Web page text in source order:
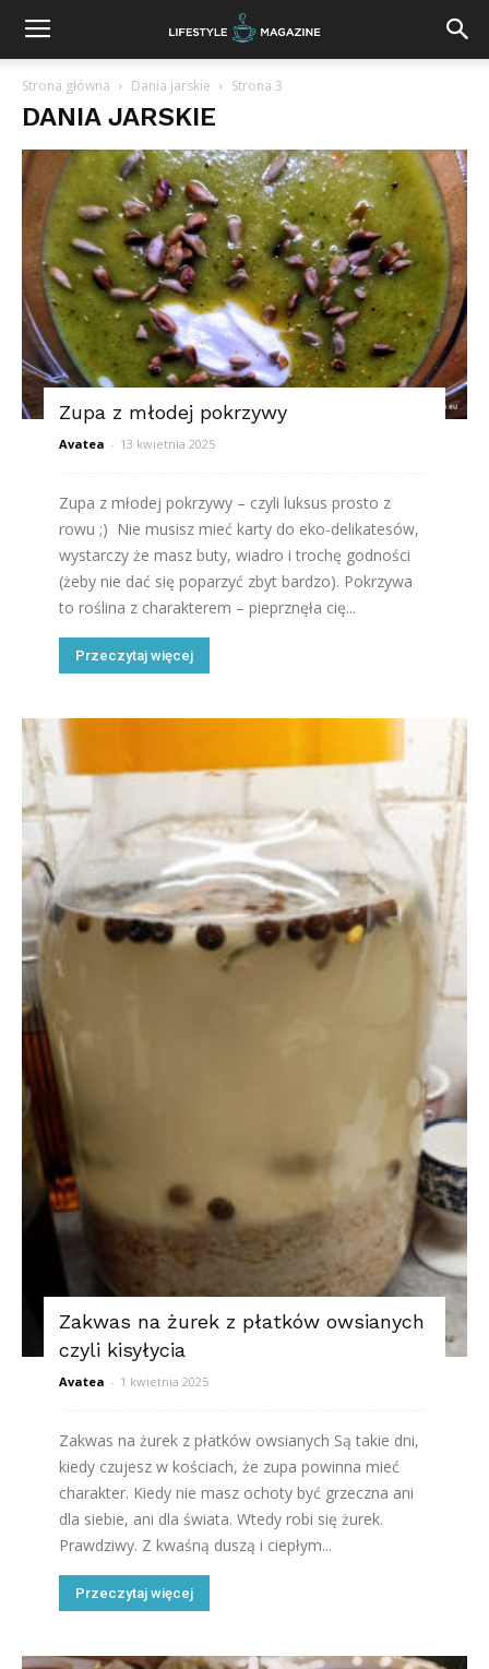
Strona główna Dania jarskie Strona 3
DANIA JARSKIE
Zupa z młodej pokrzywy
Avatea - 13 kwietnia 2025
Zupa z młodej pokrzywy – czyli luksus prosto z
rowu ;) Nie musisz mieć karty do eko-delikatesów,
wystarczy że masz buty, wiadro i trochę godności
(żeby nie dać się poparzyć zbyt bardzo). Pokrzywa
to roślina z charakterem – pieprznęła cię...
Przeczytaj więcej
Zakwas na żurek z płatków owsianych
czyli kisyłycia
Avatea - 1 kwietnia 2025
Zakwas na żurek z płatków owsianych Są takie dni,
kiedy czujesz w kościach, że zupa powinna mieć
charakter. Kiedy nie masz ochoty być grzeczna ani
dla siebie, ani dla świata. Wtedy robi się żurek.
Prawdziwy. Z kwaśną duszą i ciepłym...
Przeczytaj więcej